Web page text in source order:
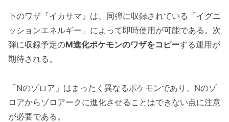
下のワザ『イカサマ』は、同弾に収録されている「イグニ
ッションエネルギー」によって即時使用が可能である。次
弾に収録予定のM進化ポケモンのワザをコピーする運用が
期待される。
「Nのゾロア」はまったく異なるポケモンであり、Nのゾ
ロアからゾロアークに進化させることはできない点に注意
が必要である。